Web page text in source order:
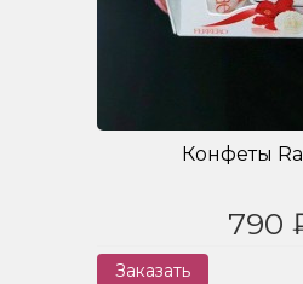
Конфеты
790
Заказать